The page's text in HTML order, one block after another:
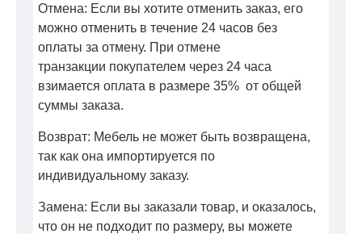
Отмена: Если вы хотите отменить заказ, его
можно отменить в течение 24 часов без
оплаты за отмену. При отмене
транзакции покупателем через 24 часа
взимается оплата в размере 35% от общей
суммы заказа.
Возврат: Мебель не может быть возвращена,
так как она импортируется по
индивидуальному заказу.
Замена: Если вы заказали товар, и оказалось,
что он не подходит по размеру, вы можете